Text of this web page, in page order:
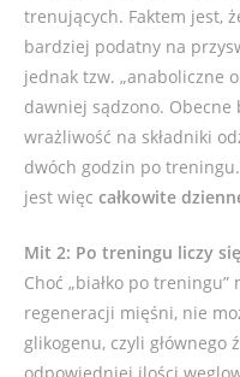
trenujących. Faktem jest,
bardziej podatny na
jednak tzw. „anaboliczne
dawniej sądzono. Obecne
wrażliwość na składniki
dwóch godzin po
jest więc całkowite
Mit 2: Po treningu liczy
Choć „białko po
regeneracji mięśni, nie
glikogenu, czyli głównego